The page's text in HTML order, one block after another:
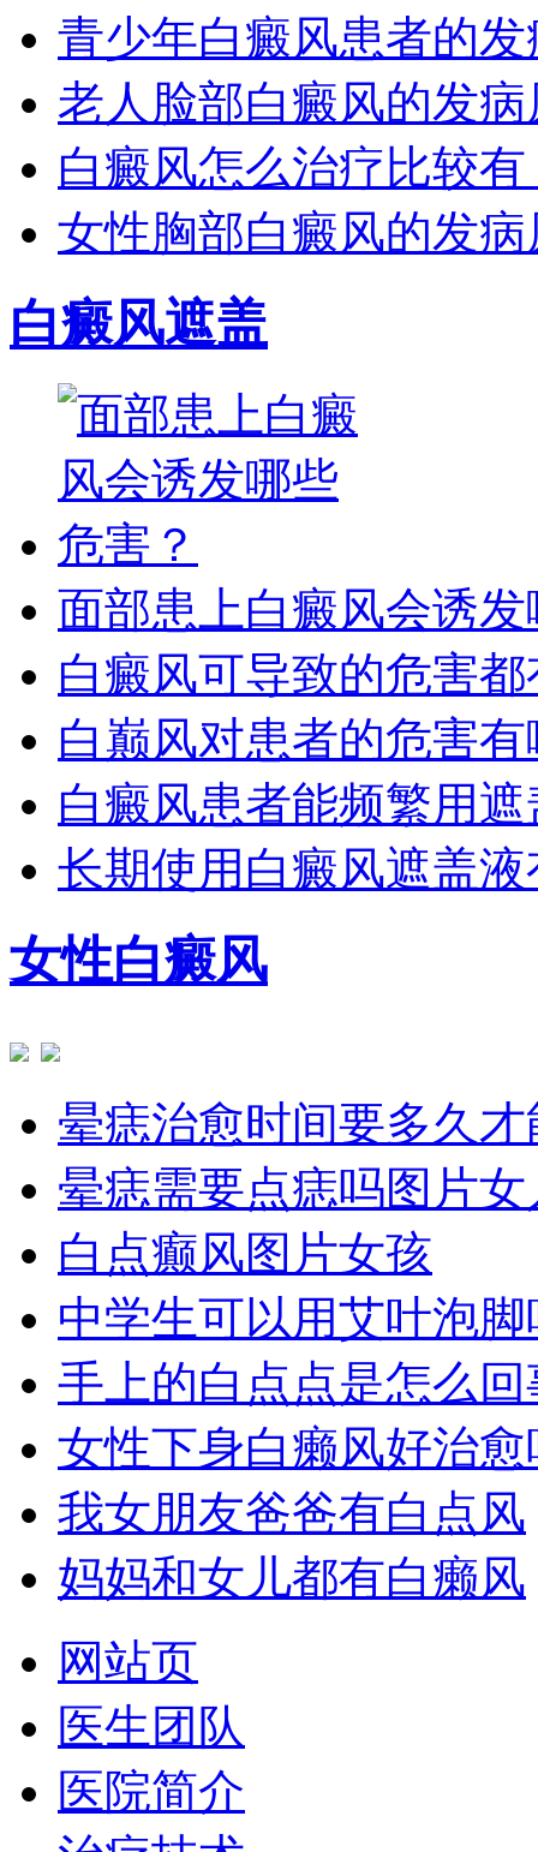
青少年白癜风患者的
老人脸部白癜风的发
白癜风怎么治疗比较有
女性胸部白癜风的发
白癜风遮盖
面部患上白癜风会诱
白癜风可导致的危害
白巅风对患者的危害
白癜风患者能频繁用
长期使用白癜风遮盖
女性白癜风
晕痣治愈时间要多久
晕痣需要点痣吗图片女
白点癫风图片女孩
中学生可以用艾叶泡
手上的白点点是怎么
女性下身白癞风好治愈
我女朋友爸爸有白点风
妈妈和女儿都有白癞风
网站页
医生团队
医院简介